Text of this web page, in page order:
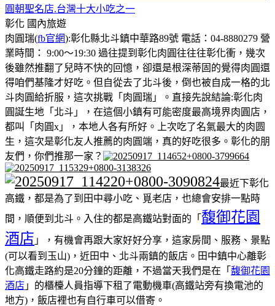
圓朝聖名店.台灣十大小吃之一
彰化 國內旅遊
肉圓瑞(fb官網):彰化縣北斗鎮中華路89號 電話：04-8880279 營
業時間： 9:00～19:30 過往提到彰化肉圓往往往彰化衝，幾次
後雖然推翻了兒時不快的回憶，卻還是根深蒂固的覺得肉圓還
得咱們基隆才好吃。但自從去了北斗後，倒也被自成一格的北
斗肉圓給折服，這次挑戰「肉圓瑞」。直接先說結論:彰化肉
圓誕生地「北斗」，在這個小鎮有可能密度最高境界肉圓店，
都叫「肉圓x」，本地人各有所好。上次吃了名氣最大的肉圆
生，這次是彰化友人推薦的肉圓端，真的好吃很多。彰化的朋
友們，你們推那一家？
最近下彰化
高鐵，都是為了到田中尋小吃、覓老店，也總會安排一點時
間，順便到北斗。入住的都是高鐵站對面的「 馥御花園
酒店 」，有機會再跟大家好好分享，這家房間、服務、景點
(可以看到玉山)，近田中、北斗兩鎮的飯店。田中鎮中心離彰
化高鐵走路約是20分鐘的距離，不過當天我們是在「 馥御花園
酒店 」的櫃檯人員指導下租了電動機車(高鐵站旁有換電池的
地方)，飯店裡也有自行車可以借寄。